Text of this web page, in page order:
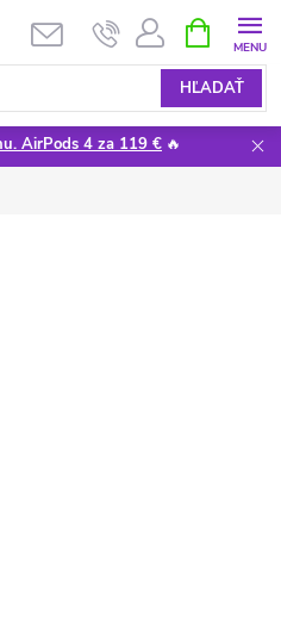
HĽADAŤ
KOŠÍK
AirPods 4 za 119 € 🔥